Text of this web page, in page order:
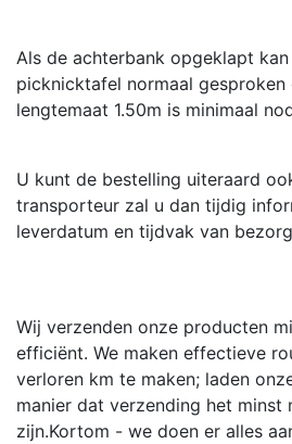
Als de achterbank opgeklapt
picknicktafel normaal
lengtemaat 1.50m is minimaal
U kunt de bestelling uiteraard
transporteur zal u dan tijdig
leverdatum en tijdvak van
Wij verzenden onze producten
efficiënt. We maken effectieve
verloren km te maken; laden
manier dat verzending het minst
zijn.Kortom - we doen er alles